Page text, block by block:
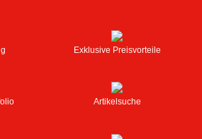
Exklusive Preisvorteile
Artikelsuche